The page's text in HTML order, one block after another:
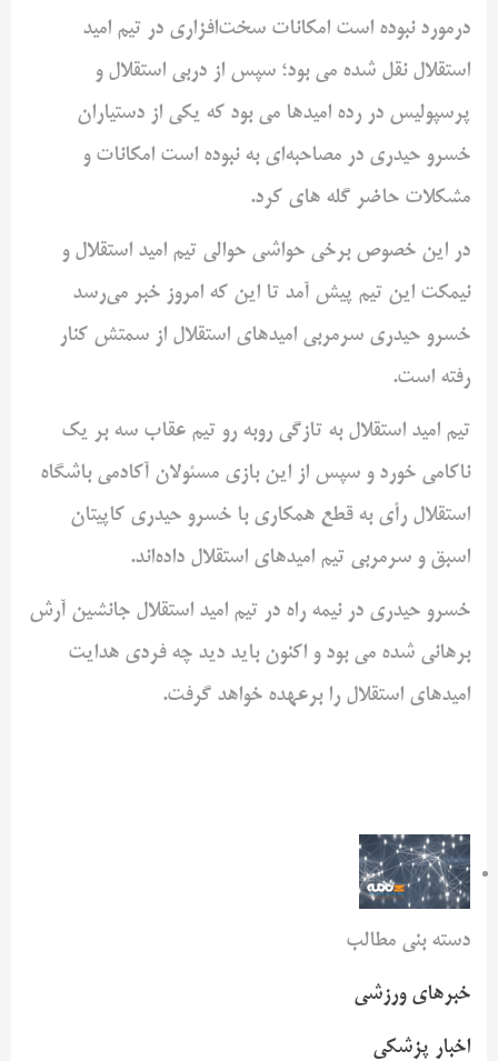
درمورد نبوده است امکانات سخت‌افزاری در تیم امید
استقلال نقل شده می بود؛ سپس از دربی استقلال و
پرسپولیس در رده‌ امیدها می بود که یکی از دستیاران
خسرو حیدری در مصاحبه‌ای به نبوده است امکانات و
مشکلات حاضر گله های کرد.
در این خصوص برخی حواشی حوالی تیم امید استقلال و
نیمکت این تیم پیش آمد تا این که امروز خبر می‌رسد
خسرو حیدری سرمربی امیدهای استقلال از سمتش کنار
رفته است.
تیم امید استقلال به تازگی روبه رو تیم عقاب سه بر یک
ناکامی خورد و سپس از این بازی مسئولان آکادمی باشگاه
استقلال رأی به قطع همکاری با خسرو حیدری کاپیتان
اسبق و سرمربی تیم امیدهای استقلال داده‌اند.
خسرو حیدری در نیمه راه در تیم امید استقلال جانشین آرش
برهانی شده می بود و اکنون باید دید چه فردی هدایت
امیدهای استقلال را برعهده خواهد گرفت.
دسته بنی مطالب
خبرهای ورزشی
اخبار پزشکی